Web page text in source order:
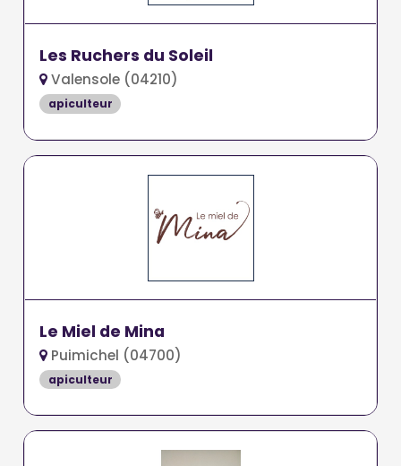
Les Ruchers du Soleil
Valensole (04210)
apiculteur
Le Miel de Mina
Puimichel (04700)
apiculteur